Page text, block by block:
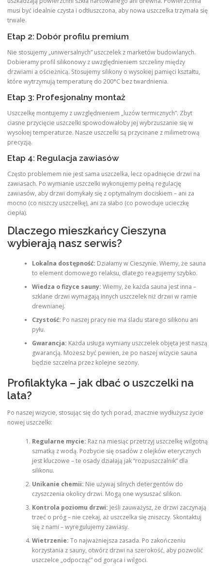
musi być idealnie czysta i odtłuszczona, aby nowa uszczelka trzymała się
trwale.
Etap 2: Dobór profilu premium
Nie stosujemy „uniwersalnych” uszczelek z marketów budowlanych.
Dobieramy profil silikonowy z uwzględnieniem szczeliny między
drzwiami a ościeżnicą. Stosujemy silikony o wysokiej pamięci kształtu,
które wytrzymują temperaturę do 200°C bez twardnienia.
Etap 3: Profesjonalny montaż
Uszczelkę montujemy z uwzględnieniem „luzów termicznych”. Zbyt
ciasne przycięcie uszczelki spowodowałoby jej wybrzuszanie się w
wysokiej temperaturze. Nasze uszczelki są przycinane z milimetrową
precyzją.
Etap 4: Regulacja zawiasów
Często problemem nie jest sama uszczelka, lecz opadnięcie drzwi na
zawiasach. Po wymianie uszczelki wykonujemy pełną regulację
zawiasów, aby drzwi domykały się z optymalnym dociskiem – ani za
mocno (co niszczy uszczelkę), ani za słabo (co powoduje ucieczkę
ciepła).
Dlaczego mieszkańcy Cieszyna
wybierają nasz serwis?
Lokalna dostępność: Działamy w Cieszynie. Wiemy, że sauna
to element domowego relaksu, dlatego reagujemy szybko.
Wiedza o fizyce sauny: Wiemy, że każda sauna jest inna –
szklane drzwi wymagają innych uszczelek niż drzwi w ramie
drewnianej.
Czystość: Po naszej pracy nie ma śladu starego silikonu ani
pyłu.
Gwarancja: Każda usługa wymiany uszczelek objęta jest naszą
gwarancją. Możesz być pewien, że po naszej wizycie sauna
będzie szczelna przez kolejne sezony.
Profilaktyka – jak dbać o uszczelki na
lata?
Po naszej wizycie, stosując się do tych porad, znacznie wydłużysz życie
nowej uszczelki:
Regularne mycie: Raz na miesiąc przetrzyj uszczelkę wilgotną
szmatką z wodą. Pozbycie się osadów z olejków eterycznych
jest kluczowe – te osady działają jak “rozpuszczalnik” dla
silikonu.
Unikanie chemii: Nie używaj silnych detergentów do
czyszczenia okolicy drzwi. Mogą one wysuszać silikon.
Kontrola poziomu drzwi: Jeśli zauważysz, że drzwi zaczynają
trzeć o próg – nie czekaj, aż uszczelka się zniszczy. Skontaktuj
się z nami – wyregulujemy zawiasy.
Wietrzenie: To najważniejsza zasada. Po zakończeniu
korzystania z sauny, otwórz drzwi na szerokość, aby pozwolić
uszczelce „odpocząć” od gorąca i wilgoci.